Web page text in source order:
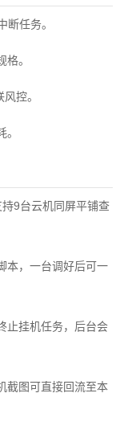
断任务。
。
控。
9台云机同屏平铺查
本，一台调好后可一
止挂机任务，后台会
截图可直接回流至本